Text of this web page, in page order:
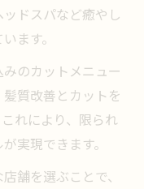
ドスパなど癒やし
ます。
のカットメニュー
質改善とカットを
れにより、限られ
実現できます。
舗を選ぶことで、